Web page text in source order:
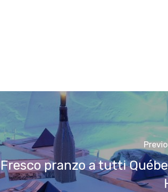
Fresco pranzo a tutti